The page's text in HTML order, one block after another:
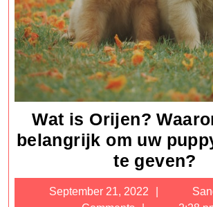
Wat is Orijen?
belangrijk om uw
te geven?
is
September 21, 2022